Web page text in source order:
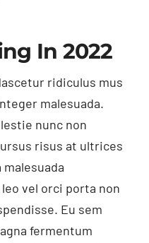
In 2022
ridiculus mus
malesuada.
nunc non
risus at ultrices
vel orci porta non
Eu sem
fermentum